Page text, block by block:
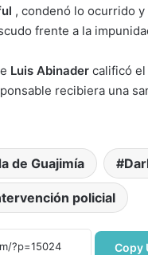
, condenó lo ocurrido
frente a la
Luis Abinader calificó
recibiera una
de Guajimía
policial
Copy